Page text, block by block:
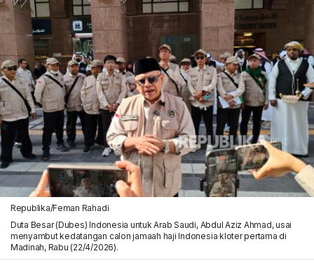
Republika/Fernan Rahadi
Duta Besar (Dubes) Indonesia untuk Arab Saudi, Abdul Aziz Ahmad, usai
menyambut kedatangan calon jamaah haji Indonesia kloter pertama di
Madinah, Rabu (22/4/2026).